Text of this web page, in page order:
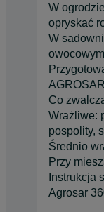
W
opryskać
W
Co
Wrażliwe:
pospolity,
Średnio
Przy
Instrukcja
Agrosar